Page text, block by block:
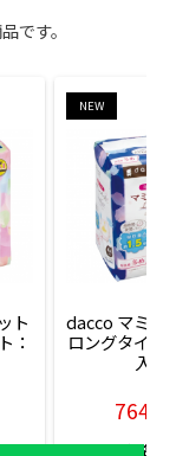
です。
ト
：
NEW
dacco マミー
ロングタイム
入
764円
販売価格(税